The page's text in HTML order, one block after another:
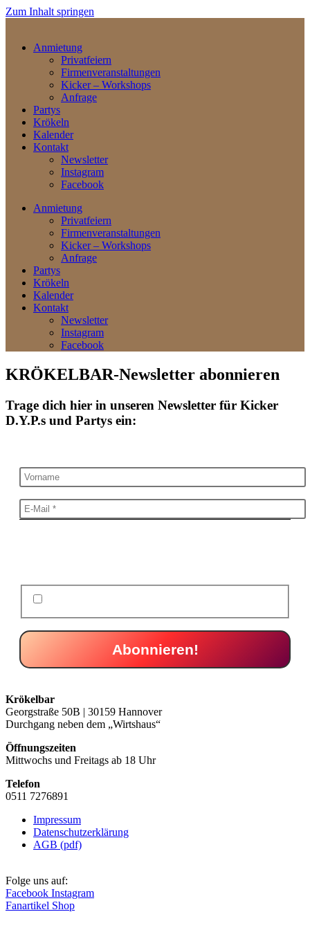
Zum Inhalt springen
Anmietung
Privatfeiern
Firmenveranstaltungen
Kicker – Workshops
Anfrage
Partys
Krökeln
Kalender
Kontakt
Newsletter
Instagram
Facebook
Anmietung
Privatfeiern
Firmenveranstaltungen
Kicker – Workshops
Anfrage
Partys
Krökeln
Kalender
Kontakt
Newsletter
Instagram
Facebook
KRÖKELBAR-Newsletter abonnieren
Trage dich hier in unseren Newsletter für Kicker
D.Y.P.s und Partys ein:
Krökelbar
Georgstraße 50B | 30159 Hannover
Durchgang neben dem „Wirtshaus“
Öffnungszeiten
Mittwochs und Freitags ab 18 Uhr
Telefon
0511 7276891
Impressum
Datenschutzerklärung
AGB (pdf)
Folge uns auf:
Facebook Instagram
Fanartikel Shop